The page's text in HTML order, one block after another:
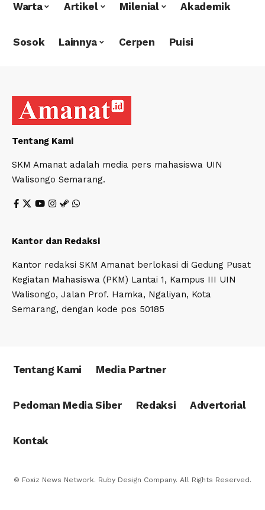
Warta Artikel Milenial Akademik
Sosok Lainnya Cerpen Puisi
Tentang Kami
SKM Amanat adalah media pers mahasiswa UIN
Walisongo Semarang.
Kantor dan Redaksi
Kantor redaksi SKM Amanat berlokasi di Gedung Pusat
Kegiatan Mahasiswa (PKM) Lantai 1, Kampus III UIN
Walisongo, Jalan Prof. Hamka, Ngaliyan, Kota
Semarang, dengan kode pos 50185
Tentang Kami Media Partner
Pedoman Media Siber Redaksi Advertorial
Kontak
© Foxiz News Network. Ruby Design Company. All Rights Reserved.